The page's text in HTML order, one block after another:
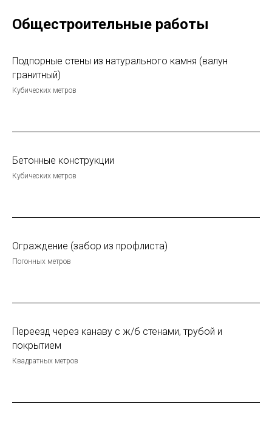
Общестроительные работы
Подпорные стены из натурального камня (валун
гранитный)
Кубических метров
Бетонные конструкции
Кубических метров
Ограждение (забор из профлиста)
Погонных метров
Переезд через канаву с ж/б стенами, трубой и
покрытием
Квадратных метров